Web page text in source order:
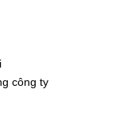
công ty